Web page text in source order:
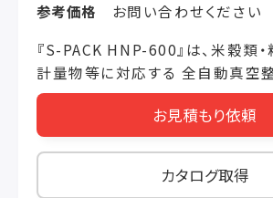
参考価格
お問い合わせください
『S-PACK HNP-600』は、米穀類
計量物等に対応する 全自動真空
包装済み米袋の真空整形に適した
孔や通気性が無いため、水や ゴミ
臭いの発生を防止。 コンベアを通すだけで振動
成形・穴開け・脱気・透明テープ貼
美しい包装に仕上がります。 【特長】 ■密閉脱気
お見積もり依頼
カタログ取得